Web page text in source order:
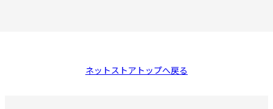
ネットストアトップへ戻る